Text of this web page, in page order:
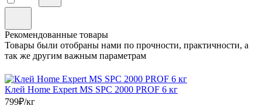
Рекомендованные товары
Товары были отобраны нами по прочности, практичности, а
так же другим важным параметрам
Клей Home Expert MS SPC 2000 PROF 6 кг
799₽/кг